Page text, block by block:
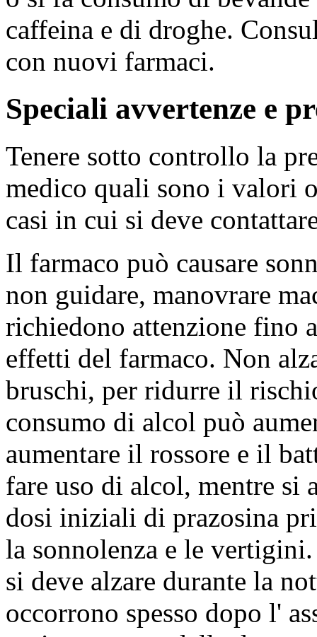
caffeina e di droghe.
con nuovi farmaci.
Speciali avvertenze e
Tenere sotto controllo la
medico quali sono i valori
casi in cui si deve
Il farmaco può causare
non guidare, manovrare
richiedono attenzione fino
effetti del farmaco. Non
bruschi, per ridurre il
consumo di alcol può
aumentare il rossore e il
fare uso di alcol, mentre si
dosi iniziali di prazosina
la sonnolenza e le
si deve alzare durante la
occorrono spesso dopo l'